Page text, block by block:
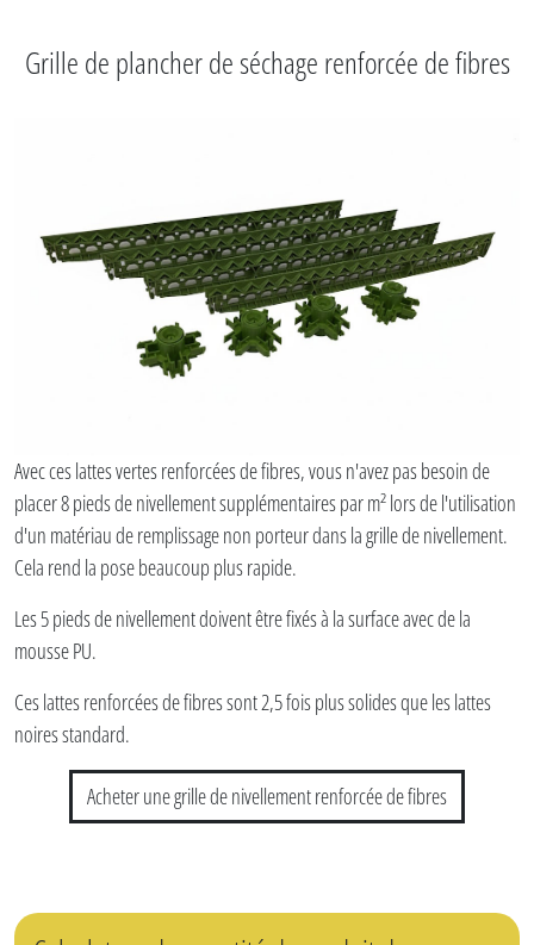
Grille de plancher de séchage renforcée de fibres
Avec ces lattes vertes renforcées de fibres, vous n'avez pas besoin de
placer 8 pieds de nivellement supplémentaires par m² lors de l'utilisation
d'un matériau de remplissage non porteur dans la grille de nivellement.
Cela rend la pose beaucoup plus rapide.
Les 5 pieds de nivellement doivent être fixés à la surface avec de la
mousse PU.
Ces lattes renforcées de fibres sont 2,5 fois plus solides que les lattes
noires standard.
Acheter une grille de nivellement renforcée de fibres